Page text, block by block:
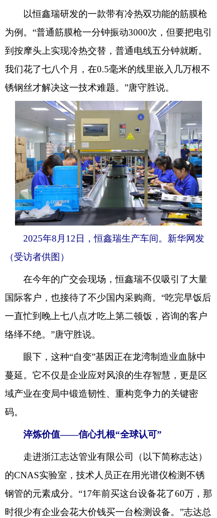
以恒鑫瑞研发的一款带有冷热双功能的筋膜枪
为例。“普通筋膜枪一分钟振动3000次，但要把电引
到按摩头上实现冷热交替，普通电线五分钟就断。
我们花了七八个月，在0.5毫米的线里嵌入几万根不
锈钢丝才解决这一技术难题。”唐守胜说。
2025年8月12日，恒鑫瑞生产车间。新华网发
（受访者供图）
在今年的广交会现场，恒鑫瑞不仅吸引了大量
国际客户，也接待了不少国内采购商。“吃完早饭后
一直忙到晚上七八点才吃上第二顿饭，咨询的客户
络绎不绝。”唐守胜说。
眼下，这种“自变”基因正在龙湾制造业血脉中
蔓延。它不仅是企业应对风浪的生存智慧，更是区
域产业在变局中锻造韧性、重构竞争力的关键密
码。
淬炼价值——信心扎根“全球认可”
走进浙江志达管业有限公司（以下简称志达）
的CNAS实验室，技术人员正在用光谱仪检测不锈
钢管的元素成分。“17年前买这台设备花了60万，那
时很少有企业会花大价钱买一台检测设备。”志达总